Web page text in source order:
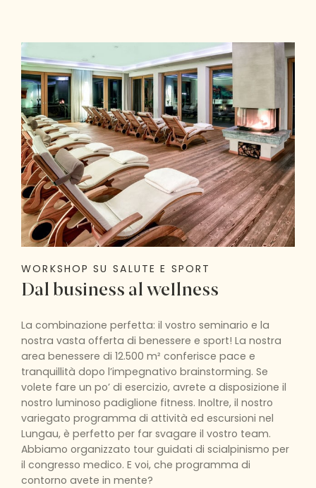
WORKSHOP SU SALUTE E SPORT
Dal business al wellness
La combinazione perfetta: il vostro seminario e la
nostra vasta offerta di benessere e sport! La nostra
area benessere di 12.500 m² conferisce pace e
tranquillità dopo l’impegnativo brainstorming. Se
volete fare un po’ di esercizio, avrete a disposizione il
nostro luminoso padiglione fitness. Inoltre, il nostro
variegato programma di attività ed escursioni nel
Lungau, è perfetto per far svagare il vostro team.
Abbiamo organizzato tour guidati di scialpinismo per
il congresso medico. E voi, che programma di
contorno avete in mente?